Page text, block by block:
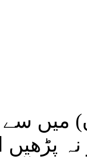
میں
پڑھیں